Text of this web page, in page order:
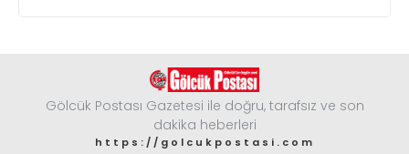
Gölcük Postası Gazetesi ile doğru, tarafsız ve son
dakika heberleri
https://golcukpostasi.com